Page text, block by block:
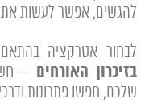
להגשים, אפשר לעשות
לבחור אטרקציה
בזיכרון האורחים –
שלכם, חפשו פתרונות